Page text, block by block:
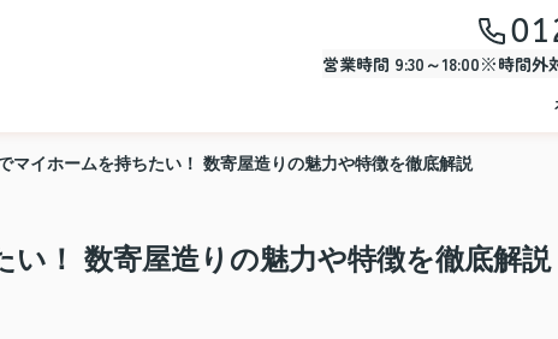
営業時間 9:30～18:00※時間外
マイホームを持ちたい！ 数寄屋造りの魅力や特徴を徹底解説
！ 数寄屋造りの魅力や特徴を徹底解説